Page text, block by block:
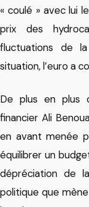
« coulé » avec lui
prix des
fluctuations de
situation, l’euro a
De plus en plus
financier Ali
en avant menée
équilibrer un
dépréciation de
politique que